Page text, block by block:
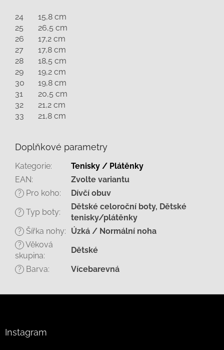
24
15,8 cm
25
26,5 cm
26
17,2 cm
27
17,8 cm
28
18,5 cm
29
19,2 cm
30
19,8 cm
31
20,5 cm
32
21,2 cm
33
21,8 cm
Doplňkové parametry
Kategorie:
Tenisky / Plátěnky
EAN: Zvolte variantu
? Pro koho: Dívčí obuv
? Typ boty:
Dětské celoroční boty, Dětské
tenisky/plátěnky
? Šířka nohy: Úzká / Normální noha
? Věková
skupina:
Dětské
? Barva: Vícebarevná
Instagram